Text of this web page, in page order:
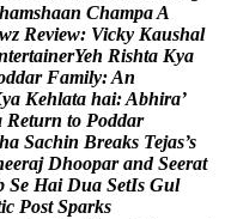
hamshaan ChampaA
wz Review: Vicky Kaushal
tertainerYeh Rishta Kya
ddar Family:An
ya Kehlata hai:Abhira’
Return to Poddar
ha Sachin Breaks Tejas’s
eeraj Dhoopar and Seerat
Se Hai Dua SetIs Gul
ic Post Sparks